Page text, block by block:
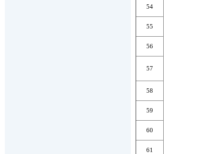
54
55
56
57
58
59
60
61